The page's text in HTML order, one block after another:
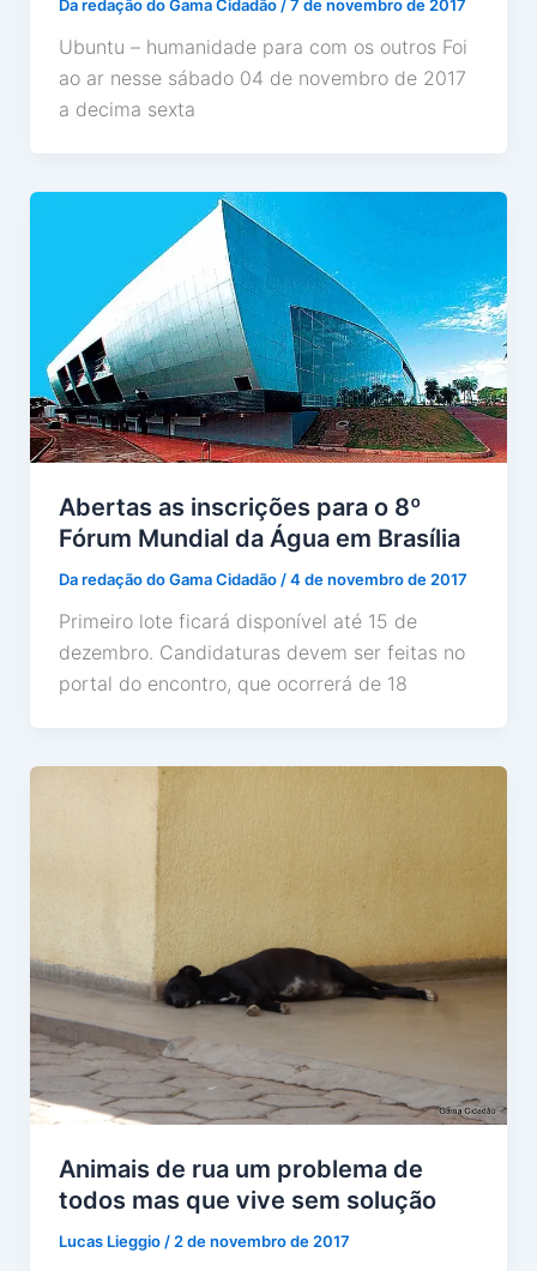
Da redação do Gama Cidadão/7 de novembro de 2017
Ubuntu – humanidade para com os outros Foi
ao ar nesse sábado 04 de novembro de 2017
a decima sexta
Abertas as inscrições para o 8º
Fórum Mundial da Água em Brasília
Da redação do Gama Cidadão /4 de novembro de 2017
Primeiro lote ficará disponível até 15 de
dezembro. Candidaturas devem ser feitas no
portal do encontro, que ocorrerá de 18
Animais de rua um problema de
todos mas que vive sem solução
Lucas Lieggio / 2 de novembro de 2017